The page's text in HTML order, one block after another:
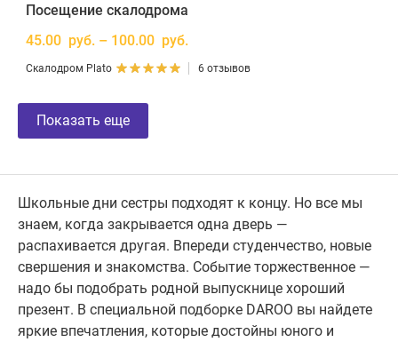
Посещение скалодрома
45.00 руб. – 100.00 руб.
Скалодром Plato 6 отзывов
Показать еще
Школьные дни сестры подходят к концу. Но все мы
знаем, когда закрывается одна дверь —
распахивается другая. Впереди студенчество, новые
свершения и знакомства. Событие торжественное —
надо бы подобрать родной выпускнице хороший
презент. В специальной подборке DAROO вы найдете
яркие впечатления, которые достойны юного и